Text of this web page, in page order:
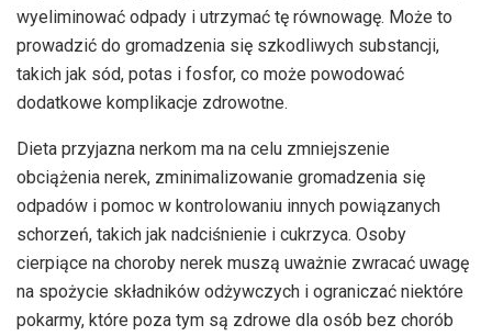
wyeliminować odpady i utrzymać tę równowagę. Może to
prowadzić do gromadzenia się szkodliwych substancji,
takich jak sód, potas i fosfor, co może powodować
dodatkowe komplikacje zdrowotne.
Dieta przyjazna nerkom ma na celu zmniejszenie
obciążenia nerek, zminimalizowanie gromadzenia się
odpadów i pomoc w kontrolowaniu innych powiązanych
schorzeń, takich jak nadciśnienie i cukrzyca. Osoby
cierpiące na choroby nerek muszą uważnie zwracać uwagę
na spożycie składników odżywczych i ograniczać niektóre
pokarmy, które poza tym są zdrowe dla osób bez chorób